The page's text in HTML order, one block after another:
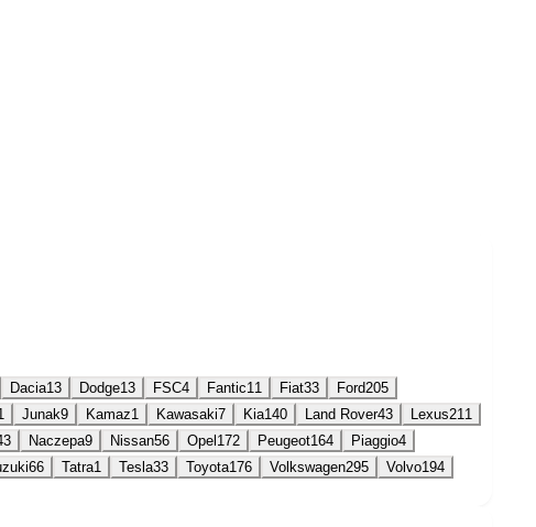
Dacia13 Dodge13 FSC4 Fantic11 Fiat33 Ford205
Junak9 Kamaz1 Kawasaki7 Kia140 Land Rover43 Lexus211
Naczepa9 Nissan56 Opel172 Peugeot164 Piaggio4
66 Tatra1 Tesla33 Toyota176 Volkswagen295 Volvo194